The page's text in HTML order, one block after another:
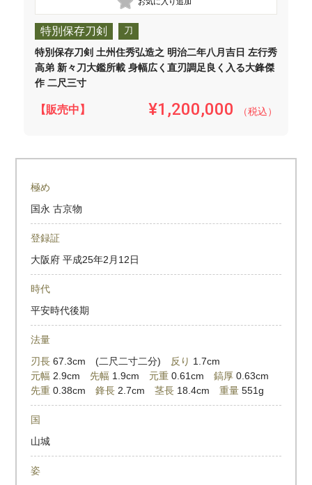
特別保存刀剣 刀
特別保存刀剣 土州住秀弘造之 明治二年八月吉日 左行秀
高弟 新々刀大鑑所載 身幅広く直刃調足良く入る大鋒傑
作 二尺三寸
【販売中】 ¥1,200,000 （税込）
極め
国永 古京物
登録証
大阪府 平成25年2月12日
時代
平安時代後期
法量
刃長 67.3cm (二尺二寸二分) 反り 1.7cm
元幅 2.9cm 先幅 1.9cm 元重 0.61cm鎬厚 0.63cm
先重 0.38cm鋒長 2.7cm茎長 18.4cm重量 551g
国
山城
姿